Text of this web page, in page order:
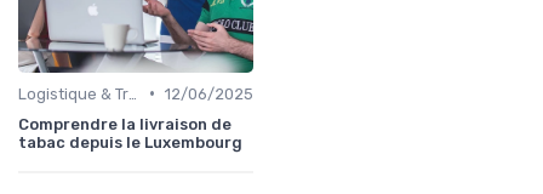
• 12/06/2025
Comprendre la livraison de
tabac depuis le Luxembourg